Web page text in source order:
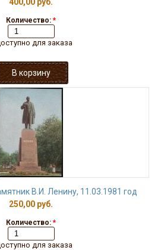
Количество: *
для заказа
В.И. Ленину, 11.03.1981 год
250,00 руб.
Количество: *
для заказа